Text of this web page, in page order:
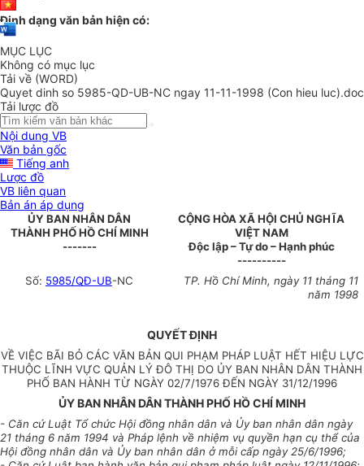
Định dạng văn bản hiện có:
MỤC LỤC
Không có mục lục
Tải về (WORD)
Quyet dinh so 5985-QD-UB-NC ngay 11-11-1998 (Con hieu luc).doc
Tải lược đồ
Nội dung VB
Văn bản gốc
Tiếng anh
Lược đồ
VB liên quan
Bản án áp dụng
ỦY BAN NHÂN DÂN
THÀNH PHỐ HỒ CHÍ MINH
-------
CỘNG HÒA XÃ HỘI CHỦ NGHĨA
VIỆT NAM
Độc lập – Tự do – Hạnh phúc
----------
Số: 5985/QĐ-UB-NC
TP. Hồ Chí Minh, ngày 11 tháng 11
năm 1998
QUYẾT ĐỊNH
VỀ VIỆC BÃI BỎ CÁC VĂN BẢN QUI PHẠM PHÁP LUẬT HẾT HIỆU LỰC
THUỘC LĨNH VỰC QUẢN LÝ ĐÔ THỊ DO ỦY BAN NHÂN DÂN THÀNH
PHỐ BAN HÀNH TỪ NGÀY 02/7/1976 ĐẾN NGÀY 31/12/1996
ỦY BAN NHÂN DÂN THÀNH PHỐ HỒ CHÍ MINH
- Căn cứ Luật Tổ chức Hội đồng nhân dân và Ủy ban nhân dân ngày
21 tháng 6 năm 1994 và Pháp lệnh về nhiệm vụ quyền hạn cụ thể của
Hội đồng nhân dân và Ủy ban nhân dân ở mỗi cấp ngày 25/6/1996;